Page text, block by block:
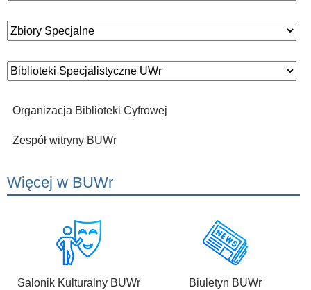
Organizacja Biblioteki Cyfrowej
Zespół witryny BUWr
Więcej w BUWr
Salonik Kulturalny BUWr Biuletyn BUWr